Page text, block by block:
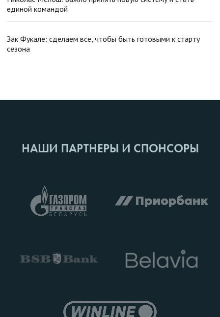
единой командой
Зак Фукале: сделаем все, чтобы быть готовыми к старту
сезона
НАШИ ПАРТНЕРЫ И СПОНСОРЫ